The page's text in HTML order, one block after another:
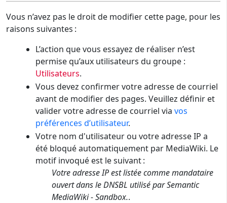
Vous n’avez pas le droit de modifier cette page, pour les
raisons suivantes :
L’action que vous essayez de réaliser n’est
permise qu’aux utilisateurs du groupe :
Utilisateurs.
Vous devez confirmer votre adresse de courriel
avant de modifier des pages. Veuillez définir et
valider votre adresse de courriel via vos
préférences d’utilisateur.
Votre nom d'utilisateur ou votre adresse IP a
été bloqué automatiquement par MediaWiki. Le
motif invoqué est le suivant :
Votre adresse IP est listée comme mandataire
ouvert dans le DNSBL utilisé par Semantic
MediaWiki - Sandbox..